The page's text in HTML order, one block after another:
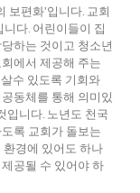
보편화’입니다. 교회
다. 어린이들이 집
하는 것이고 청소년
에서 제공해 주는
수 있도록 기회와
동체를 통해 의미있
입니다. 노년도 천국
록 교회가 돌보는
경에 있어도 하나
공될 수 있어야 하